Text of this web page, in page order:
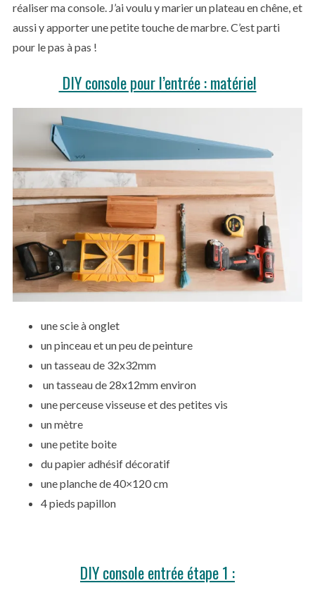
réaliser ma console. J’ai voulu y marier un plateau en chêne, et
aussi y apporter une petite touche de marbre. C’est parti
pour le pas à pas !
DIY console pour l’entrée : matériel
une scie à onglet
un pinceau et un peu de peinture
un tasseau de 32x32mm
un tasseau de 28x12mm environ
une perceuse visseuse et des petites vis
un mètre
une petite boite
du papier adhésif décoratif
une planche de 40×120 cm
4 pieds papillon
DIY console entrée étape 1 :